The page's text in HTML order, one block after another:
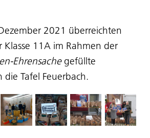
2021 überreichten
Klasse 11A im Rahmen der
Ehrensachegefüllte
Tafel Feuerbach.